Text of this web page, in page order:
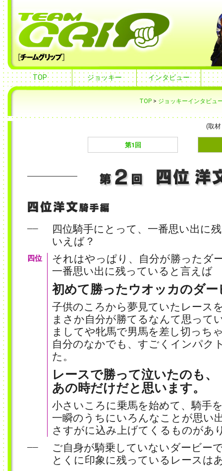
TOP ジョッキー インタビュー
TOP > ジョッキーインタビュ
(取
第1回
──
四位騎手にとって、一番思い出に
いえば？
四位
それはやっぱり、自分が勝ったダ
一番思い出に残っていると言えば
初めて勝ったウオッカのダー
子供のころから夢見ていたレース
まさか自分が勝てるなんて思って
ましてや牝馬で男馬を差し切っち
自分のなかでも、すごくインパク
た。
レースで勝って泣いたのも、
あの時だけだと思います。
小さいころに乗馬を始めて、騎手
一瞬のうちにいろんなことが思い
さすがに込み上げてくるものがあ
──
ご自身が騎乗していないダービー
とくに印象に残っているレースは